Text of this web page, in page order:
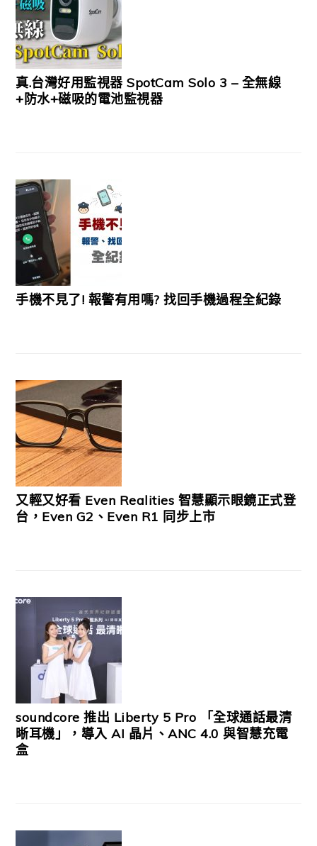
真.台灣好用監視器 SpotCam Solo 3 – 全無線
+防水+磁吸的電池監視器
手機不見了! 報警有用嗎? 找回手機過程全紀錄
又輕又好看 Even Realities 智慧顯示眼鏡正式登
台，Even G2、Even R1 同步上市
soundcore 推出 Liberty 5 Pro 「全球通話最清
晰耳機」，導入 AI 晶片、ANC 4.0 與智慧充電
盒